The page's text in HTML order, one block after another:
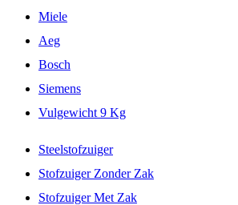
Miele
Aeg
Bosch
Siemens
Vulgewicht 9 Kg
Steelstofzuiger
Stofzuiger Zonder Zak
Stofzuiger Met Zak